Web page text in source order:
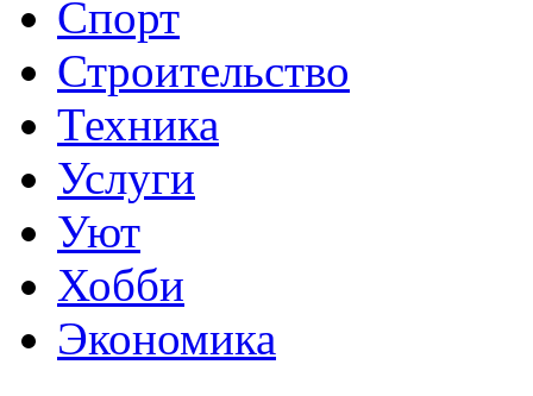
Спорт
Строительство
Техника
Услуги
Уют
Хобби
Экономика